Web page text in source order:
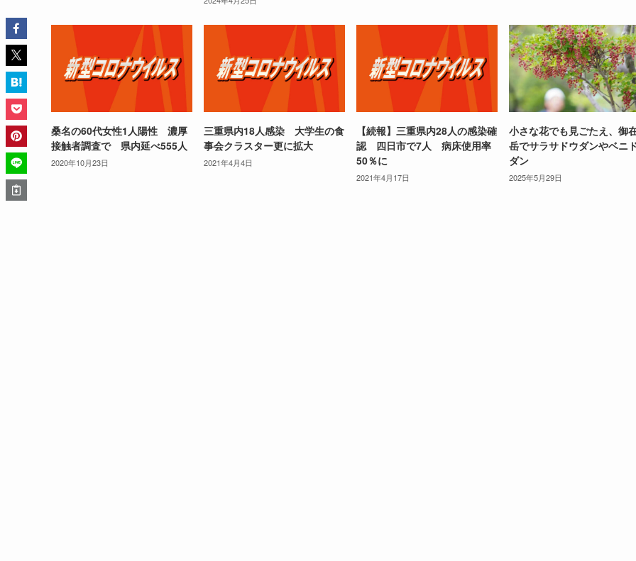
桑名の60代女性1人陽性 濃厚
接触者調査で 県内延べ555人
2020年10月23日
三重県内18人感染 大学生の食
事会クラスター更に拡大
2021年4月4日
【続報】三重県内28人の感染確
認 四日市で7人 病床使用率
50％に
2021年4月17日
小さな花でも見ごたえ、御
岳でサラサドウダンやベニ
ダン
2025年5月29日